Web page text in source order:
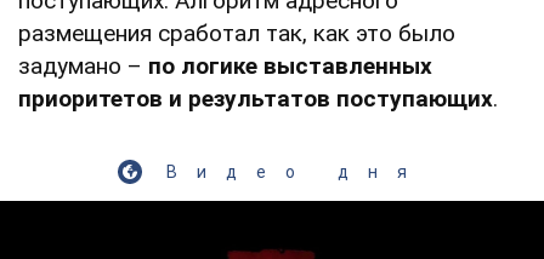
размещения сработал так, как это было
задумано – по логике выставленных
приоритетов и результатов поступающих.
Видео дня